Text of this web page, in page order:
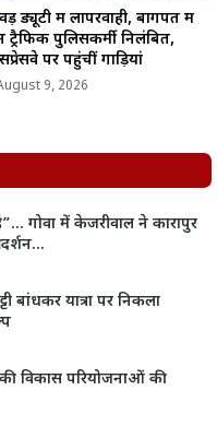
ड्यूटी में लापरवाही, बागपत में
ट्रैफिक पुलिसकर्मी निलंबित,
पर पहुंचीं गाड़ियां
9, 2026
गोवा में केजरीवाल ने कारापुर
बांधकर यात्रा पर निकला
की विकास परियोजनाओं की